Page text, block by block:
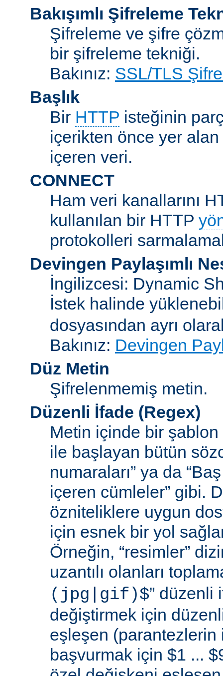
Bakışımlı Şifreleme
Şifreleme ve şifre
bir şifreleme tekniği.
Bakınız: SSL/TLS
Başlık
Bir HTTP isteğinin
içerikten önce yer
içeren veri.
CONNECT
Ham veri kanallarını
kullanılan bir HTTP
protokolleri
Devingen Paylaşımlı
İngilizcesi: Dynamic
İstek halinde
dosyasından ayrı
Bakınız: Devingen
Düz Metin
Şifrelenmemiş metin.
Düzenli İfade (Regex)
Metin içinde bir şablon
ile başlayan bütün
numaraları” ya da
içeren cümleler” gibi.
özniteliklere uygun
için esnek bir yol
Örneğin, “resimler”
uzantılı olanları
(jpg|gif)$” düzenli
değiştirmek için
eşleşen (parantezlerin
başvurmak için $1 ...